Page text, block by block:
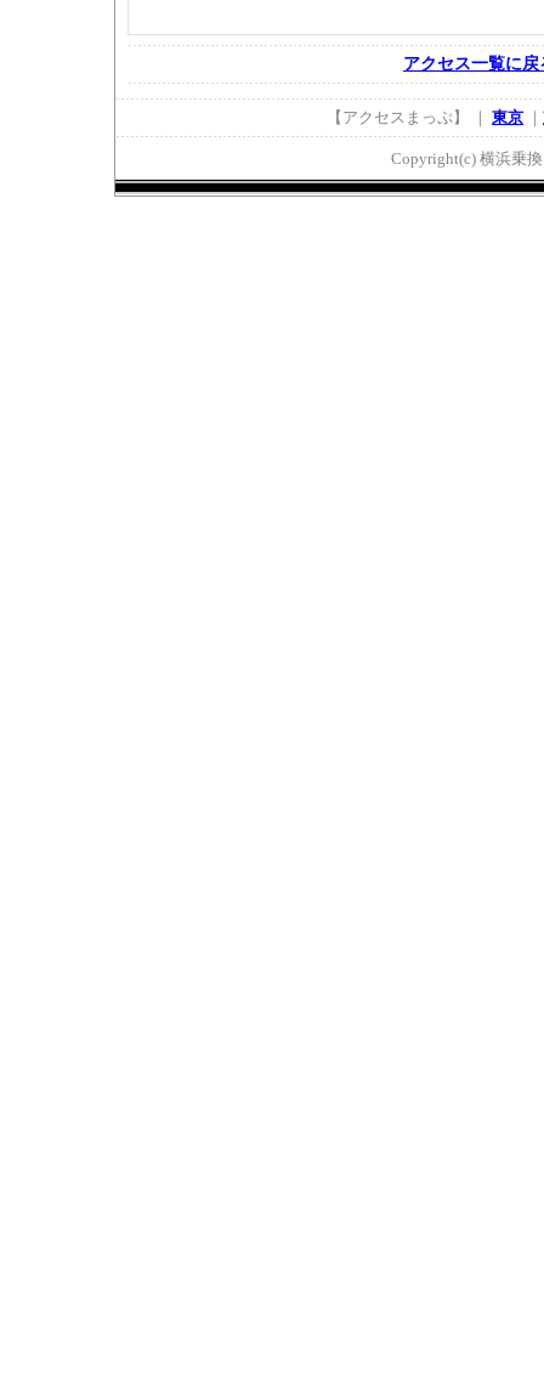
アクセス一覧に戻
【アクセスまっぷ】 ｜ 東京 ｜
Copyright(c) 横浜乗